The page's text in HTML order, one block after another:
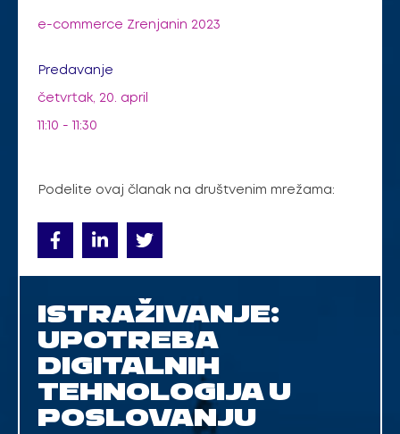
e-commerce Zrenjanin 2023
Predavanje
četvrtak, 20. april
11:10 - 11:30
Podelite ovaj članak na društvenim mrežama:
ISTRAŽIVANJE:
UPOTREBA
DIGITALNIH
TEHNOLOGIJA U
POSLOVANJU